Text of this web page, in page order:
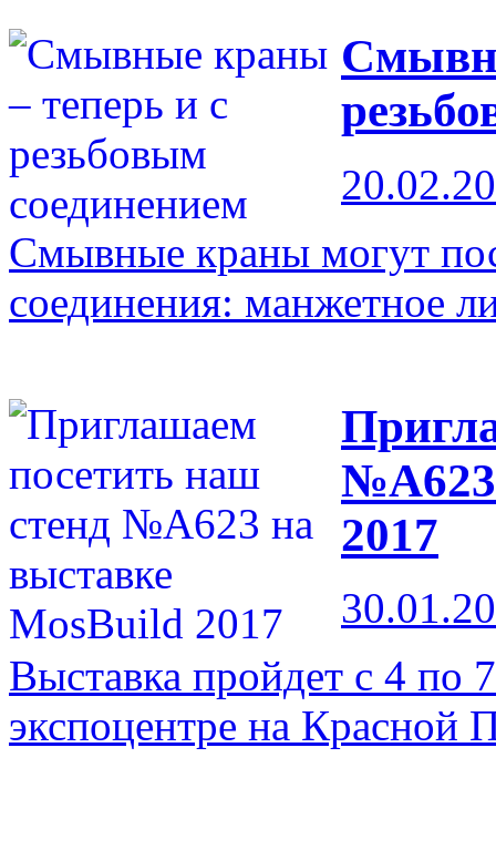
Смывные краны могут
соединения: манжетное
№A623
2017
Выставка пройдет с 4 по
экспоцентре на